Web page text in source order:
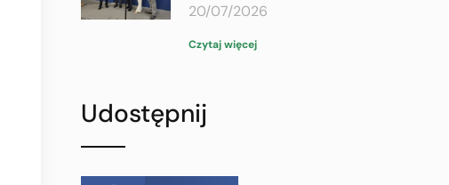
20/07/2026
Czytaj więcej
Udostępnij